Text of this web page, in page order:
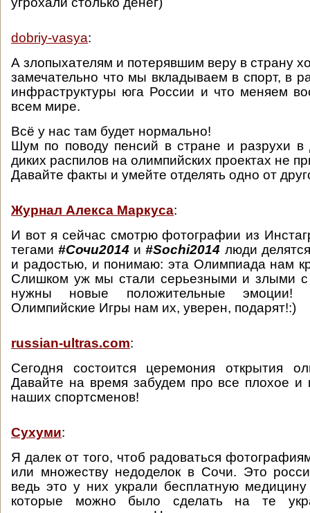
dobriy-vasya:
А злопыхателям и потерявшим веру в страну
замечательно что мы вкладываем в спорт, в
инфраструктуры юга России и что меняем
всем мире.
Всё у нас там будет нормально!
Шум по поводу пенсий в стране и разрухи в
диких распилов на олимпийских проектах не
Давайте факты и умейте отделять одно от
Журнал Алекса Маркуса:
И вот я сейчас смотрю фотографии из
тегами#Сочи2014 и#Sochi2014 люди
и радостью, и понимаю: эта Олимпиада нам
Слишком уж мы стали серьезными и злыми
нужны новые положительные
Олимпийские Игры нам их, уверен, подарят!:)
russian-ultras.com:
Сегодня состоится церемония открытия
Давайте на время забудем про все плохое и
наших спортсменов!
Сухуми:
Я далек от того, чтоб радоваться
или множеству недоделок в Сочи. Это
ведь это у них украли бесплатную
которые можно было сделать на те